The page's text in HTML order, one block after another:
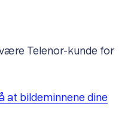
Telenor-kunde for
at bildeminnene dine